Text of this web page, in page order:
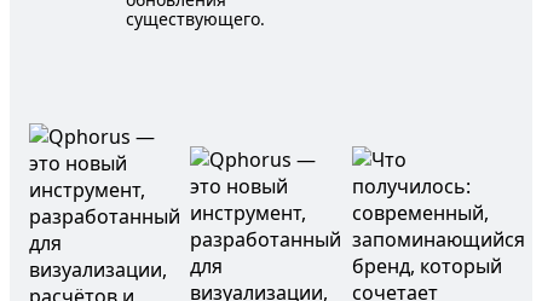
существующего.